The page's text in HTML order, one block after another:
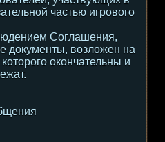
частью игрового
Соглашения,
документы, возложен на
окончательны и